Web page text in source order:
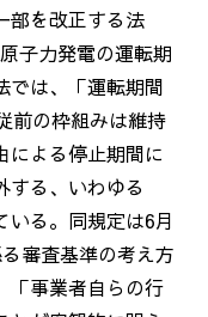
部を改正する法
子力発電の運転期
では、「運転期間
前の枠組みは維持
による停止期間に
する、いわゆる
いる。同規定は6月
審査基準の考え方
「事業者自らの行